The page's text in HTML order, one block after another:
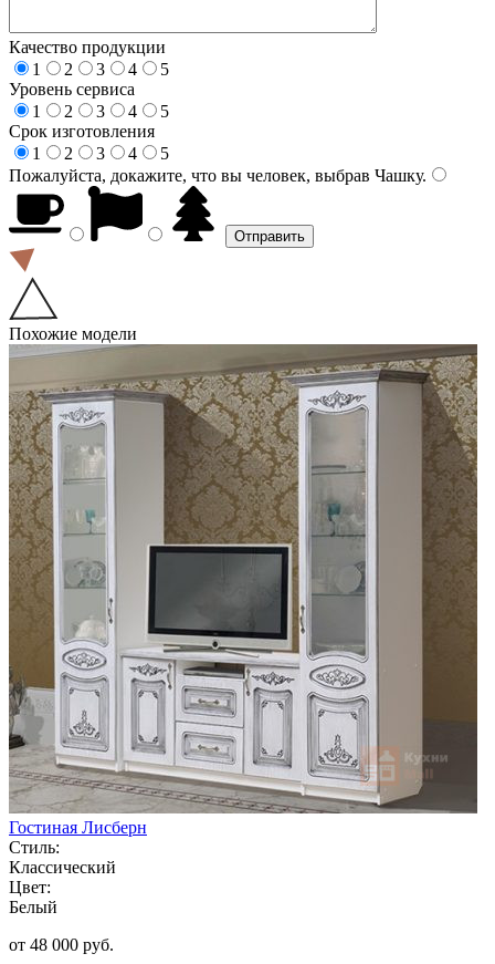
Качество продукции
1
2 3 4
5
Уровень сервиса
1
2 3 4
5
Срок изготовления
1
2 3 4
5
Пожалуйста, докажите, что вы человек, выбрав Чашку.
Похожие модели
Гостиная Лисберн
Стиль:
Классический
Цвет:
Белый
от 48 000 руб.